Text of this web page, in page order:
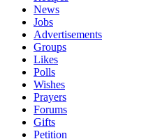
News
Jobs
Advertisements
Groups
Likes
Polls
Wishes
Prayers
Forums
Gifts
Petition